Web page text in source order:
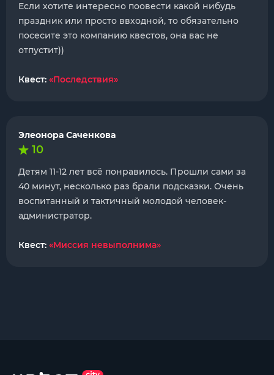
Если хотите интересно поовести какой нибудь
праздник или просто ввходной, то обязательно
посесите это компанию квестов, она вас не
отпустит))
Квест: «Последствия»
Элеонора Саченкова
10
Детям 11-12 лет всё понравилось. Прошли сами за
40 минут, несколько раз брали подсказки. Очень
воспитанный и тактичный молодой человек-
администратор.
Квест: «Миссия невыполнима»